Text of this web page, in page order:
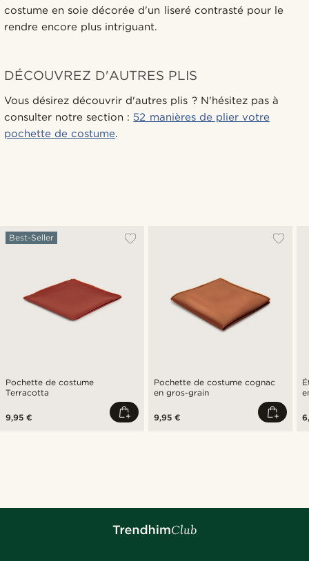
costume en soie décorée d'un liseré contrasté pour le
rendre encore plus intriguant.
DÉCOUVREZ D'AUTRES PLIS
Vous désirez découvrir d'autres plis ? N'hésitez pas à
consulter notre section : 52 manières de plier votre
pochette de costume.
Pochette de costume
Terracotta
Best-Seller
9,95 €
Pochette de costume cognac
en gros-grain
9,95 €